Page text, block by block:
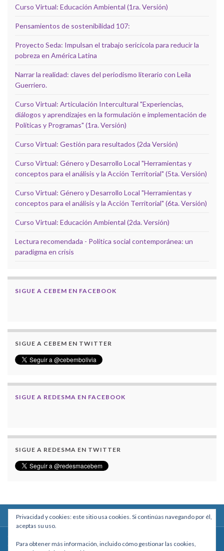
Curso Virtual: Educación Ambiental (1ra. Versión)
Pensamientos de sostenibilidad 107:
Proyecto Seda: Impulsan el trabajo sericícola para reducir la
pobreza en América Latina
Narrar la realidad: claves del periodismo literario con Leila
Guerriero.
Curso Virtual: Articulación Intercultural "Experiencias,
diálogos y aprendizajes en la formulación e implementación de
Políticas y Programas" (1ra. Versión)
Curso Virtual: Gestión para resultados (2da Versión)
Curso Virtual: Género y Desarrollo Local "Herramientas y
conceptos para el análisis y la Acción Territorial" (5ta. Versión)
Curso Virtual: Género y Desarrollo Local "Herramientas y
conceptos para el análisis y la Acción Territorial" (6ta. Versión)
Curso Virtual: Educación Ambiental (2da. Versión)
Lectura recomendada - Política social contemporánea: un
paradigma en crisis
SIGUE A CEBEM EN FACEBOOK
SIGUE A CEBEM EN TWITTER
SIGUE A REDESMA EN FACEBOOK
SIGUE A REDESMA EN TWITTER
Calle Macario Pinilla # 2588 esq. Av. Arce, Edificio Arcadia, Mezzanine, Of. 101
Privacidad y cookies: este sitio usa cookies. Si continúas navegando por él,
aceptas su uso.
Para obtener más información, incluido cómo gestionar las cookies,